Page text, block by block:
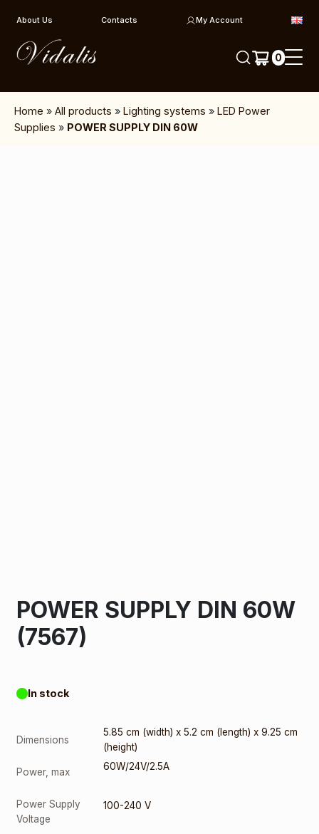
About Us Contacts My Account
0
Home »All products »Lighting systems »LED Power
Supplies » POWER SUPPLY DIN 60W
POWER SUPPLY DIN 60W
(7567)
In stock
Dimensions
5.85 cm (width) x 5.2 cm (length) x 9.25 cm
(height)
Power, max 60W/24V/2.5A
Power Supply
Voltage
100-240 V